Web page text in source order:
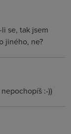
se, tak jsem
jiného, ne?
:-))